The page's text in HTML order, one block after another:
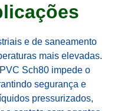
e de saneamento
mais elevadas.
Sch80 impede o
segurança e
pressurizados,